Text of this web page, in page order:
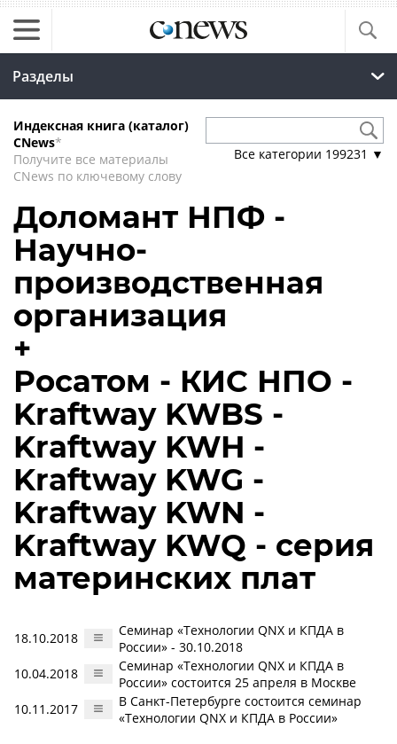
Разделы
Индексная книга (каталог)
CNews*
Получите все материалы
CNews по ключевому слову
Все категории 199231 ▼
Доломант НПФ -
Научно-
производственная
организация
+
Росатом - КИС НПО -
Kraftway KWBS -
Kraftway KWH -
Kraftway KWG -
Kraftway KWN -
Kraftway KWQ - серия
материнских плат
18.10.2018
Семинар «Технологии QNX и КПДА в
России» - 30.10.2018
10.04.2018
Семинар «Технологии QNX и КПДА в
России» состоится 25 апреля в Москве
10.11.2017
В Санкт-Петербурге состоится семинар
«Технологии QNX и КПДА в России»